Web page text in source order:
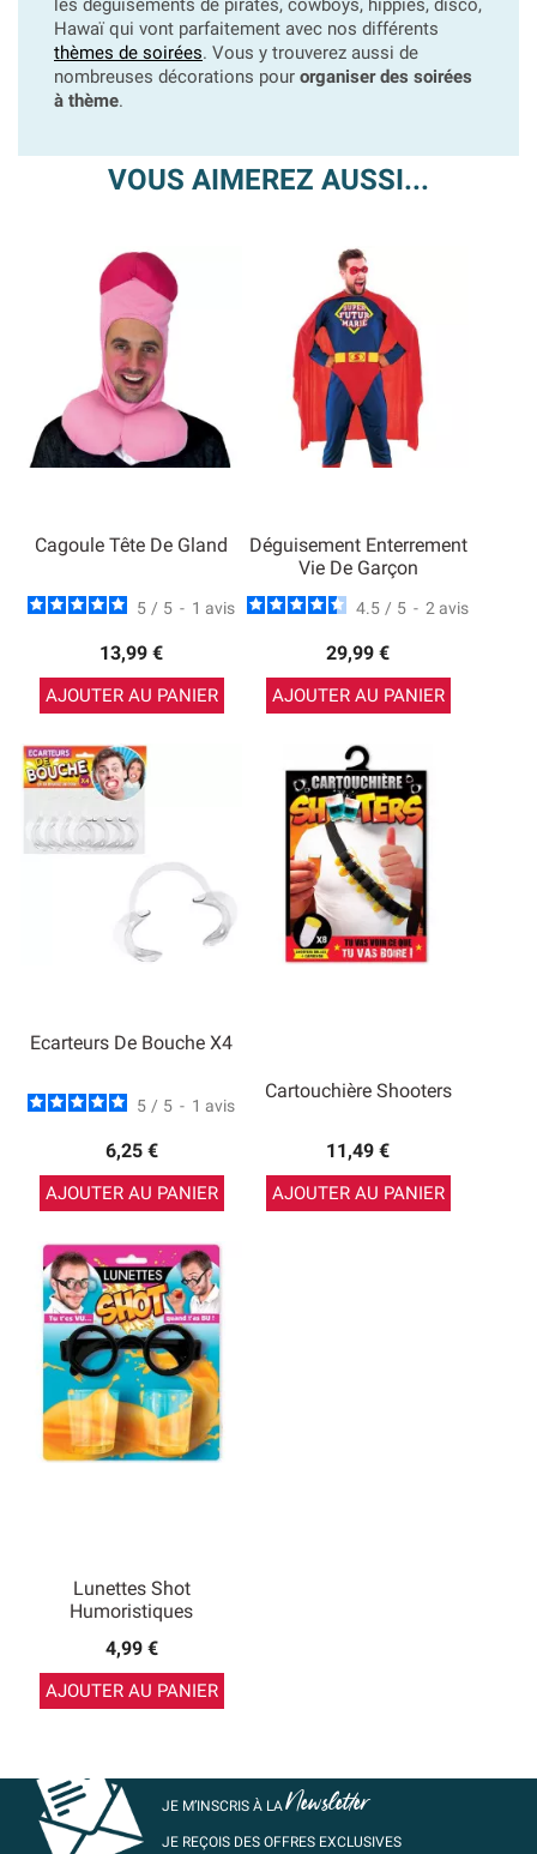
les déguisements de pirates, cowboys, hippies, disco,
Hawaï qui vont parfaitement avec nos différents
thèmes de soirées. Vous y trouverez aussi de
nombreuses décorations pour organiser des soirées
à thème.
VOUS AIMEREZ AUSSI...
Cagoule Tête De Gland
5 / 5 - 1 avis
13,99 €
AJOUTER AU PANIER
Déguisement Enterrement
Vie De Garçon
4.5 / 5 - 2 avis
29,99 €
AJOUTER AU PANIER
Ecarteurs De Bouche X4
5 / 5 - 1 avis
6,25 €
AJOUTER AU PANIER
Cartouchière Shooters
11,49 €
AJOUTER AU PANIER
Lunettes Shot
Humoristiques
4,99 €
AJOUTER AU PANIER
JE M’INSCRIS À LANewsletter
JE REÇOIS DES OFFRES EXCLUSIVES